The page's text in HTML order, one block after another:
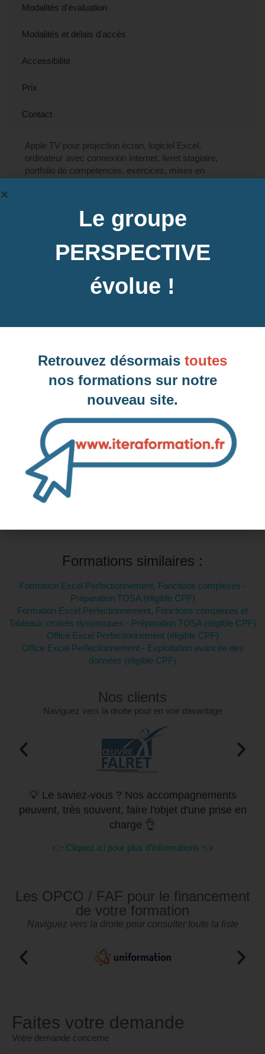
Modalités d'évaluation
Modalités et délais d'accès
Accessibilité
Prix
Contact
Apple TV pour projection écran, logiciel Excel,
ordinateur avec connexion internet, livret stagiaire,
portfolio de compétences, exercices, mises en
Contactez-nous pour en savoir plus
Dates des prochaines sessions à
Inter-entreprise
Intra-entreprise et sur mesure
Formations similaires :
Formation Excel Perfectionnement, Fonctions complexes -
Préparation TOSA (éligible CPF)
Formation Excel Perfectionnement, Fonctions complexes et
Tableaux croisés dynamiques - Préparation TOSA (éligible CPF)
Office Excel Perfectionnement (éligible CPF)
Office Excel Perfectionnement - Exploitation avancée des
données (éligible CPF)
Nos clients
Naviguez vers la droite pour en voir davantage
💡 Le saviez-vous ? Nos accompagnements
peuvent, très souvent, faire l'objet d'une prise en
charge 👌
👉 Cliquez ici pour plus d'informations 👈
Les OPCO / FAF pour le financement
de votre formation
Naviguez vers la droite pour consulter toute la liste
Faites votre demande
Votre demande concerne
Le groupe
PERSPECTIVE
évolue !
Retrouvez désormais toutes
nos formations sur notre
nouveau site.